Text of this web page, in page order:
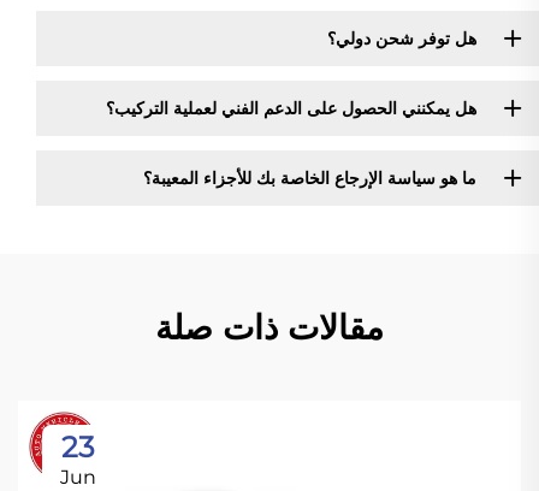
هل توفر شحن دولي؟
هل يمكنني الحصول على الدعم الفني لعملية التركيب؟
ما هو سياسة الإرجاع الخاصة بك للأجزاء المعيبة؟
مقالات ذات صلة
23
Jun